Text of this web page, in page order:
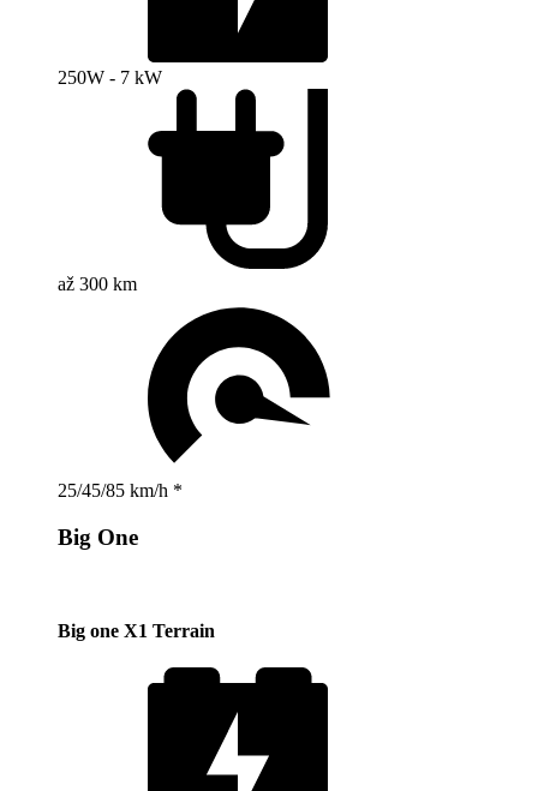
250W - 7 kW
až 300 km
25/45/85 km/h *
Big One
Big one X1 Terrain